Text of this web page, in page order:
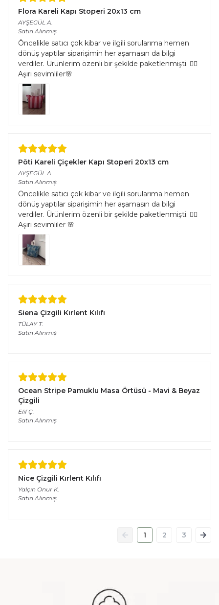
Flora Kareli Kapı Stoperi 20x13 cm
AYŞEGÜL A.
Satın Alınmış
Öncelikle satıcı çok kibar ve ilgili sorularıma hemen
dönüş yaptılar siparişimin her aşamasın da bilgi
verdiler. Ürünlerim özenli bir şekilde paketlenmişti. 👌🏻
Aşırı sevimliler🌸
Pöti Kareli Çiçekler Kapı Stoperi 20x13 cm
AYŞEGÜL A.
Satın Alınmış
Öncelikle satıcı çok kibar ve ilgili sorularıma hemen
dönüş yaptılar siparişimin her aşamasın da bilgi
verdiler. Ürünlerim özenli bir şekilde paketlenmişti. 👌🏻
Aşırı sevimliler 🌸
Siena Çizgili Kırlent Kılıfı
TÜLAY T.
Satın Alınmış
Ocean Stripe Pamuklu Masa Örtüsü - Mavi & Beyaz
Çizgili
Elif Ç.
Satın Alınmış
Nice Çizgili Kırlent Kılıfı
Yalçın Onur K.
Satın Alınmış
1 2 3